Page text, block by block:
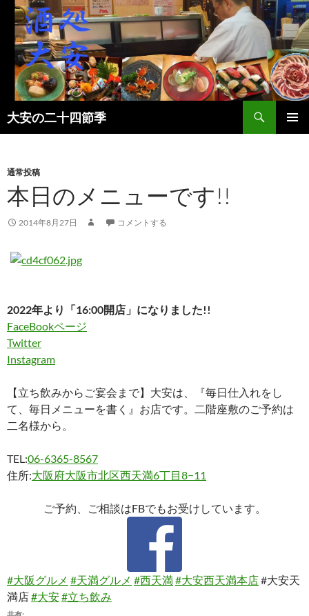
大安の二十四節季
検
索
ン
へ
キ
プ
通常投稿
本日のメニューです!!
2014年8月27日 コメントする
2022年より「16:00開店」になりました!!
FaceBookページ
Twitter
Instagram
【立ち飲みからご宴会まで】大安は、『毎日仕入れをし
て、毎日メニューを書く』お店です。二階座敷のご予約は
二名様から。
TEL:06-6365-8567
住所:大阪府大阪市北区西天満6丁目8−11
ご予約、ご相談はFBでもお受けしています。
#大阪グルメ #天満グルメ #西天満#大安西天満本店#大安天
満店#大安#立ち飲み